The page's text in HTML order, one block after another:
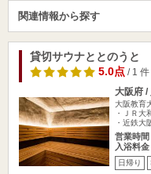
関連情報から探す
貸切サウナととのうと
5.0点/ 1 件
大阪府 /
大阪教育
・ＪＲ大
・近鉄大
営業時間
入浴料金
日帰り